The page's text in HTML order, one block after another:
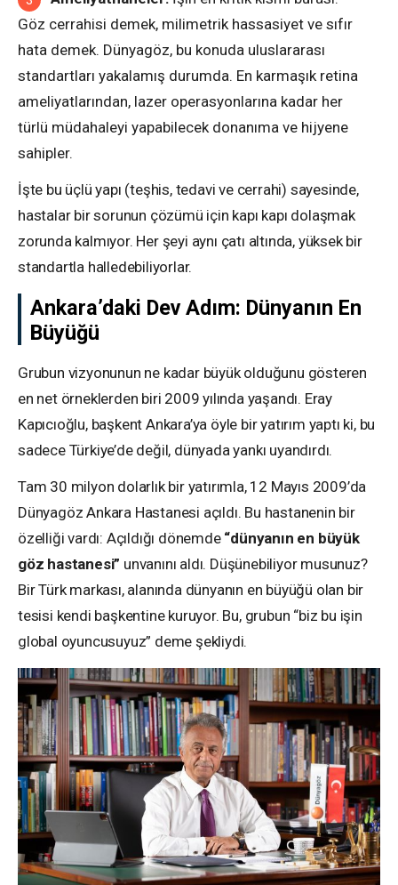
Göz cerrahisi demek, milimetrik hassasiyet ve sıfır
hata demek. Dünyagöz, bu konuda uluslararası
standartları yakalamış durumda. En karmaşık retina
ameliyatlarından, lazer operasyonlarına kadar her
türlü müdahaleyi yapabilecek donanıma ve hijyene
sahipler.
İşte bu üçlü yapı (teşhis, tedavi ve cerrahi) sayesinde,
hastalar bir sorunun çözümü için kapı kapı dolaşmak
zorunda kalmıyor. Her şeyi aynı çatı altında, yüksek bir
standartla halledebiliyorlar.
Ankara’daki Dev Adım: Dünyanın En
Büyüğü
Grubun vizyonunun ne kadar büyük olduğunu gösteren
en net örneklerden biri 2009 yılında yaşandı. Eray
Kapıcıoğlu, başkent Ankara’ya öyle bir yatırım yaptı ki, bu
sadece Türkiye’de değil, dünyada yankı uyandırdı.
Tam 30 milyon dolarlık bir yatırımla, 12 Mayıs 2009’da
Dünyagöz Ankara Hastanesi açıldı. Bu hastanenin bir
özelliği vardı: Açıldığı dönemde “dünyanın en büyük
göz hastanesi” unvanını aldı. Düşünebiliyor musunuz?
Bir Türk markası, alanında dünyanın en büyüğü olan bir
tesisi kendi başkentine kuruyor. Bu, grubun “biz bu işin
global oyuncusuyuz” deme şekliydi.